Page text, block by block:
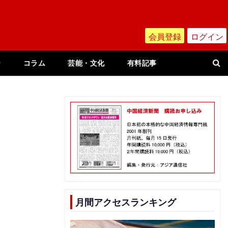
会員登録 ログイン
コラム 芸能・文化 有料記事
月間アクセスランキング